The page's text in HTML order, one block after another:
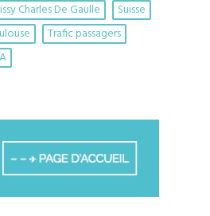
Charles De Gaulle
Suisse
Trafic passagers